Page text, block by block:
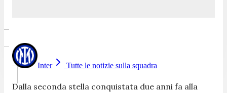
Inter Tutte le notizie sulla squadra
Dalla seconda stella conquistata due anni fa alla